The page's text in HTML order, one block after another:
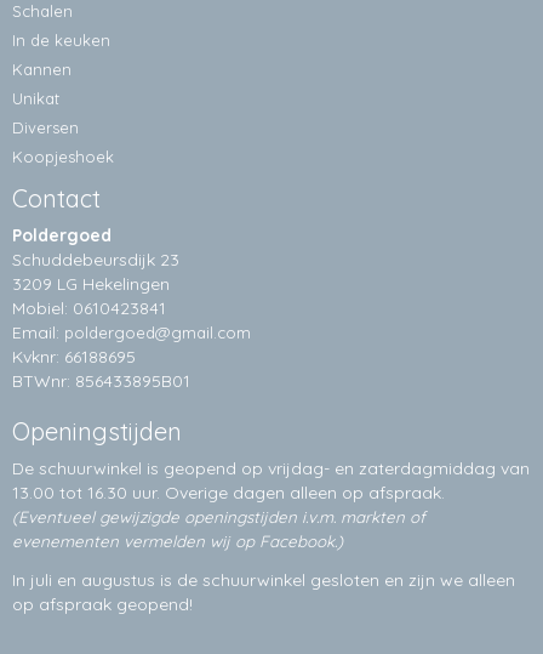
Schalen
In de keuken
Kannen
Unikat
Diversen
Koopjeshoek
Contact
Poldergoed
Schuddebeursdijk 23
3209 LG Hekelingen
Mobiel: 0610423841
Email: poldergoed@gmail.com
Kvknr: 66188695
BTWnr: 856433895B01
Openingstijden
De schuurwinkel is geopend op vrijdag- en zaterdagmiddag van
13.00 tot 16.30 uur. Overige dagen alleen op afspraak.
(Eventueel gewijzigde openingstijden i.v.m. markten of
evenementen vermelden wij op Facebook.)
In juli en augustus is de schuurwinkel gesloten en zijn we alleen
op afspraak geopend!